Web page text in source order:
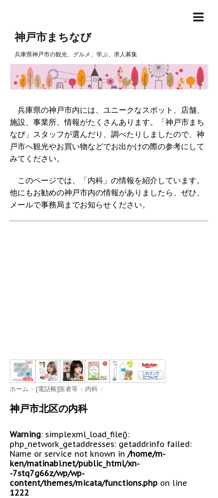
神戸市まちなび
兵庫県神戸市の観光、グルメ、学ぶ、求人募集
兵庫県の神戸市内には、ユニークなスポット、店舗、
施設、事業所、情報がたくさんあります。「神戸市まち
なび」スタッフが選んだり、調べたりしましたので、神
戸市へ観光やお買い物などでお出かけの際の参考にして
みてください。
このページでは、「内科」の情報を紹介しています。
他にもお勧めの神戸市内の情報がありましたら、ぜひ、
メールで事務局までお知らせください。
ホーム > [電話帳]医者等 > 内科 >
神戸市北区の内科
Warning: simplexml_load_file():
php_network_getaddresses: getaddrinfo failed:
Name or service not known in /home/m-
ken/matinabi.net/public_html/xn-
-7stq7g66z/wp/wp-
content/themes/micata/functions.php on line
1222